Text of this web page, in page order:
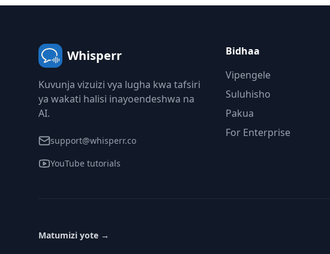
Whisperr
Kuvunja vizuizi vya lugha kwa tafsiri
ya wakati halisi inayoendeshwa na
AI.
support@whisperr.co
YouTube tutorials
Bidhaa
Vipengele
Suluhisho
Pakua
For Enterprise
Matumizi yote →